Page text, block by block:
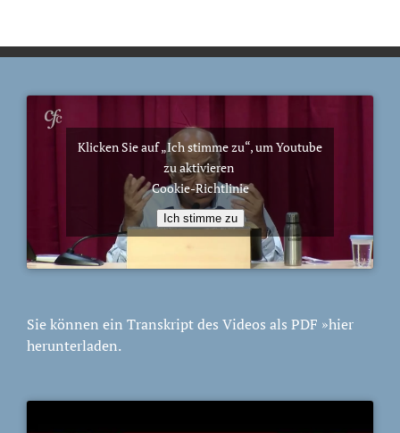
Klicken Sie auf „Ich stimme zu“, um Youtube
zu aktivieren
Cookie-Richtlinie
Ich stimme zu
Sie können ein Transkript des Videos als PDF »hier
herunterladen.